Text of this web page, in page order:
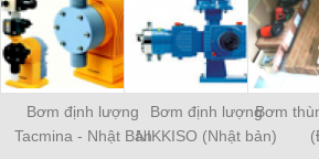
Bơm định lượng
Tacmina - Nhật Bản
Bơm định lượng
NIKKISO (Nhật bản)
Bơm